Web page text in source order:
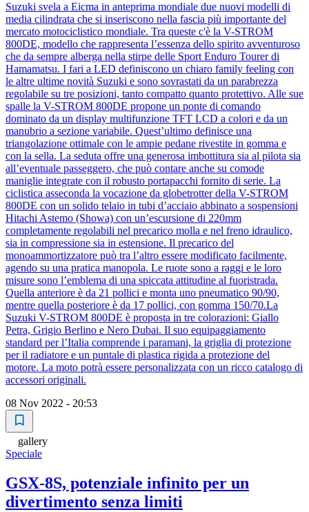
Suzuki svela a Eicma in anteprima mondiale due nuovi modelli di
media cilindrata che si inseriscono nella fascia più importante del
mercato motociclistico mondiale. Tra queste c'è la V-STROM
800DE, modello che rappresenta l’essenza dello spirito avventuroso
che da sempre alberga nella stirpe delle Sport Enduro Tourer di
Hamamatsu. I fari a LED definiscono un chiaro family feeling con
le altre ultime novità Suzuki e sono sovrastati da un parabrezza
regolabile su tre posizioni, tanto compatto quanto protettivo. Alle sue
spalle la V-STROM 800DE propone un ponte di comando
dominato da un display multifunzione TFT LCD a colori e da un
manubrio a sezione variabile. Quest’ultimo definisce una
triangolazione ottimale con le ampie pedane rivestite in gomma e
con la sella. La seduta offre una generosa imbottitura sia al pilota sia
all’eventuale passeggero, che può contare anche su comode
maniglie integrate con il robusto portapacchi fornito di serie. La
ciclistica asseconda la vocazione da globetrotter della V-STROM
800DE con un solido telaio in tubi d’acciaio abbinato a sospensioni
Hitachi Astemo (Showa) con un’escursione di 220mm
completamente regolabili nel precarico molla e nel freno idraulico,
sia in compressione sia in estensione. Il precarico del
monoammortizzatore può tra l’altro essere modificato facilmente,
agendo su una pratica manopola. Le ruote sono a raggi e le loro
misure sono l’emblema di una spiccata attitudine al fuoristrada.
Quella anteriore è da 21 pollici e monta uno pneumatico 90/90,
mentre quella posteriore è da 17 pollici, con gomma 150/70.La
Suzuki V-STROM 800DE è proposta in tre colorazioni: Giallo
Petra, Grigio Berlino e Nero Dubai. Il suo equipaggiamento
standard per l’Italia comprende i paramani, la griglia di protezione
per il radiatore e un puntale di plastica rigida a protezione del
motore. La moto potrà essere personalizzata con un ricco catalogo di
accessori originali.
08 Nov 2022 - 20:53
gallery
Speciale
GSX-8S, potenziale infinito per un
divertimento senza limiti